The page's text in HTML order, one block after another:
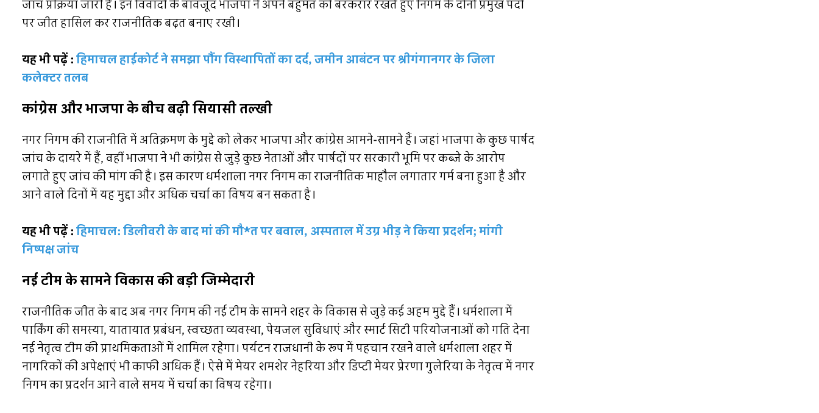
जांच प्रक्रिया जारी है। इन विवादों के बावजूद भाजपा ने अपने बहुमत को बरकरार रखते हुए निगम के दोनों प्रमुख पदों
पर जीत हासिल कर राजनीतिक बढ़त बनाए रखी।
यह भी पढ़ें :हिमाचल हाईकोर्ट ने समझा पौंग विस्थापितों का दर्द, जमीन आबंटन पर श्रीगंगानगर के जिला
कलेक्टर तलब
कांग्रेस और भाजपा के बीच बढ़ी सियासी तल्खी
नगर निगम की राजनीति में अतिक्रमण के मुद्दे को लेकर भाजपा और कांग्रेस आमने-सामने हैं। जहां भाजपा के कुछ पार्षद
जांच के दायरे में हैं, वहीं भाजपा ने भी कांग्रेस से जुड़े कुछ नेताओं और पार्षदों पर सरकारी भूमि पर कब्जे के आरोप
लगाते हुए जांच की मांग की है। इस कारण धर्मशाला नगर निगम का राजनीतिक माहौल लगातार गर्म बना हुआ है और
आने वाले दिनों में यह मुद्दा और अधिक चर्चा का विषय बन सकता है।
यह भी पढ़ें :हिमाचल: डिलीवरी के बाद मां की मौ*त पर बवाल, अस्पताल में उग्र भीड़ ने किया प्रदर्शन; मांगी
निष्पक्ष जांच
नई टीम के सामने विकास की बड़ी जिम्मेदारी
राजनीतिक जीत के बाद अब नगर निगम की नई टीम के सामने शहर के विकास से जुड़े कई अहम मुद्दे हैं। धर्मशाला में
पार्किंग की समस्या, यातायात प्रबंधन, स्वच्छता व्यवस्था, पेयजल सुविधाएं और स्मार्ट सिटी परियोजनाओं को गति देना
नई नेतृत्व टीम की प्राथमिकताओं में शामिल रहेगा। पर्यटन राजधानी के रूप में पहचान रखने वाले धर्मशाला शहर में
नागरिकों की अपेक्षाएं भी काफी अधिक हैं। ऐसे में मेयर शमशेर नेहरिया और डिप्टी मेयर प्रेरणा गुलेरिया के नेतृत्व में नगर
निगम का प्रदर्शन आने वाले समय में चर्चा का विषय रहेगा।